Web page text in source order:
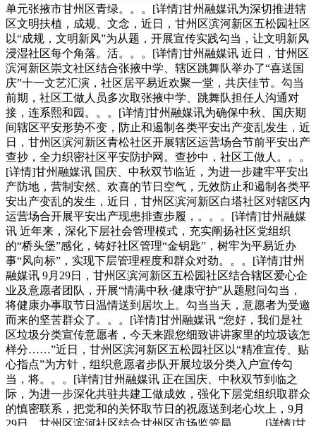
单元张掖市甘州区青绿。。。[详情]甘州融媒讯为深切推进辖
区文明扶植，成规、文念，近日，甘州区滨河新区五松园社区
以“成规，文明新风”为从题，开展宣传实践勾当，让文明新风
浸湿社区每个角落。活。。。[详情]甘州融媒讯 近日，甘州区
滨河新区崇文社区结合张掖中学、辖区跳舞队举办了“喜送国
庆”十一文艺汇演，社区居平易近欢聚一堂，共庆佳节。勾当
前期，社区工做人员多次取张掖中学、跳舞队担任人沟通对
接，连系熙和园。。。[详情]甘州融媒讯为确保中秋、国庆期
间辖区平安形势不变，防止和遏制各类平安出产变乱发生，近
日，甘州区滨河新区青松社区开展辖区运营场合节前平安出产
查抄，全力织密社区平安防护网。查抄中，社区工做人。。。
[详情]甘州融媒讯 国庆、中秋双节临近，为进一步建牢平安出
产防地，营制安然、欢喜的节日空气，无效防止和遏制各类平
安出产变乱的发生，近日，甘州区滨河新区白塔社区对辖区内
运营场合开展平安出产现患排查步履，。。。[详情]甘州融媒
讯 近年来，深化下层社会管理模式，充实阐扬社区党组织
的“桥头堡”感化，铸好社区管理“金钥匙”，树牢为平易近办
事“风向标”，实现下层管理程度和群众对劲。。。[详情]甘州
融媒讯 9月29日，甘州区滨河新区五松园社区结合辖区爱心企
业及意愿者团队，开展“情满中秋·健康守护”从题慰问勾当，
将健康办事取节日温情送到居坎上。勾当当天，意愿者为受邀
而来的坚苦群众了。。。[详情]甘州融媒讯 “您好，我们是社
区垃圾分类宣传意愿者，今天来跟您细致讲讲家里的垃圾该怎
样分……”近日，甘州区滨河新区五松园社区以“精准宣传、贴
心指点”为方针，组织意愿者步队开展垃圾分类入户宣传勾
当，将。。。[详情]甘州融媒讯 正在国庆、中秋双节到临之
际，为进一步深化共驻共建工做成效，强化下层党组织取群众
的慎密联系，把党和的关怀取节日的祝愿送到老心坎上，9月
29日，甘州区滨河社区结合甘州区市场监管局。。。[详情]甘